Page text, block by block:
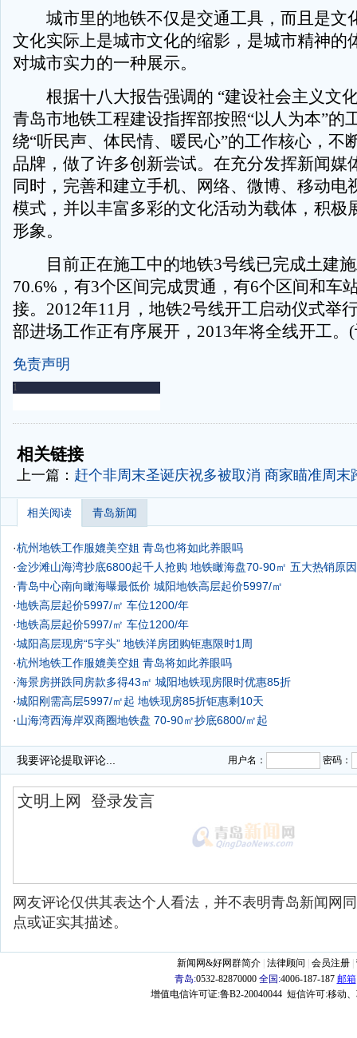
城市里的地铁不仅是交通工具，而且是文
文化实际上是城市文化的缩影，是城市精神的
对城市实力的一种展示。
根据十八大报告强调的 “建设社会主义文
青岛市地铁工程建设指挥部按照“以人为本”的
绕“听民声、体民情、暖民心”的工作核心，不
品牌，做了许多创新尝试。在充分发挥新闻媒
同时，完善和建立手机、网络、微博、移动电
模式，并以丰富多彩的文化活动为载体，积极
形象。
目前正在施工中的地铁3号线已完成土建施
70.6%，有3个区间完成贯通，有6个区间和车
接。2012年11月，地铁2号线开工启动仪式举
部进场工作正有序展开，2013年将全线开工。
免责声明
-
相关链接
上一篇： 赶个非周末圣诞庆祝多被取消 商家瞄准周末
相关阅读 青岛新闻
·杭州地铁工作服媲美空姐 青岛也将如此养眼吗
·金沙滩山海湾抄底6800起千人抢购 地铁瞰海盘70-90㎡ 五大热销原
·青岛中心南向瞰海曝最低价 城阳地铁高层起价5997/㎡
·地铁高层起价5997/㎡ 车位1200/年
·地铁高层起价5997/㎡ 车位1200/年
·城阳高层现房“5字头” 地铁洋房团购钜惠限时1周
·杭州地铁工作服媲美空姐 青岛将如此养眼吗
·海景房拼跌同房款多得43㎡ 城阳地铁现房限时优惠85折
·城阳刚需高层5997/㎡起 地铁现房85折钜惠剩10天
·山海湾西海岸双商圈地铁盘 70-90㎡抄底6800/㎡起
我要评论提取评论... 用户名： 密码：
网友评论仅供其表达个人看法，并不表明青岛新闻网
点或证实其描述。